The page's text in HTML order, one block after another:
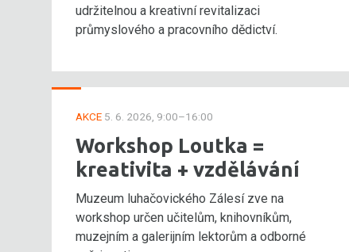
udržitelnou a kreativní revitalizaci
průmyslového a pracovního dědictví.
AKCE 5. 6. 2026, 9:00–16:00
Workshop Loutka =
kreativita + vzdělávání
Muzeum luhačovického Zálesí zve na
workshop určen učitelům, knihovníkům,
muzejním a galerijním lektorům a odborné